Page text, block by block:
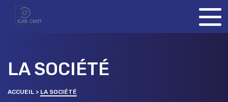
LA SOCIÉTÉ
ACCUEIL > LA SOCIÉTÉ